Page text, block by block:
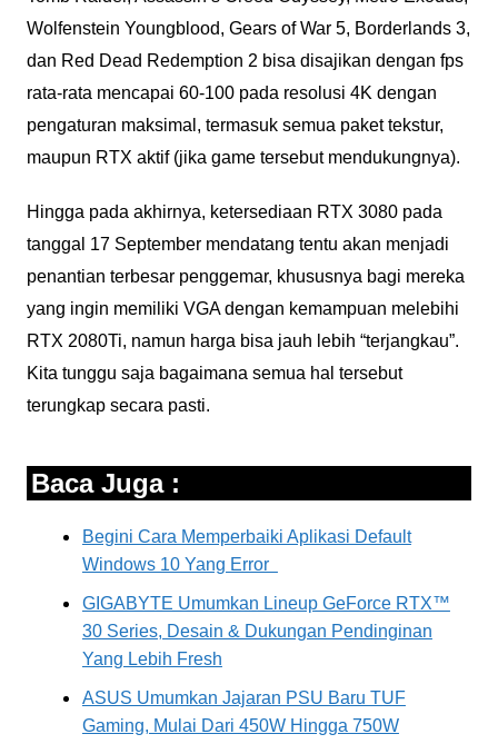
Wolfenstein Youngblood, Gears of War 5, Borderlands 3,
dan Red Dead Redemption 2 bisa disajikan dengan fps
rata-rata mencapai 60-100 pada resolusi 4K dengan
pengaturan maksimal, termasuk semua paket tekstur,
maupun RTX aktif (jika game tersebut mendukungnya).
Hingga pada akhirnya, ketersediaan RTX 3080 pada
tanggal 17 September mendatang tentu akan menjadi
penantian terbesar penggemar, khususnya bagi mereka
yang ingin memiliki VGA dengan kemampuan melebihi
RTX 2080Ti, namun harga bisa jauh lebih “terjangkau”.
Kita tunggu saja bagaimana semua hal tersebut
terungkap secara pasti.
Baca Juga :
Begini Cara Memperbaiki Aplikasi Default
Windows 10 Yang Error
GIGABYTE Umumkan Lineup GeForce RTX™
30 Series, Desain & Dukungan Pendinginan
Yang Lebih Fresh
ASUS Umumkan Jajaran PSU Baru TUF
Gaming, Mulai Dari 450W Hingga 750W